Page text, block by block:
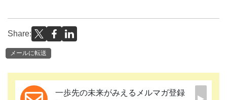
Share:
メールに転送
一歩先の未来がみえるメルマガ登録